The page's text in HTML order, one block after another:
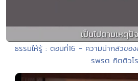
ธรรมให้รู้ : ตอนที่16 - ความน่ากลัวขอ
รพรต กิตติวโร